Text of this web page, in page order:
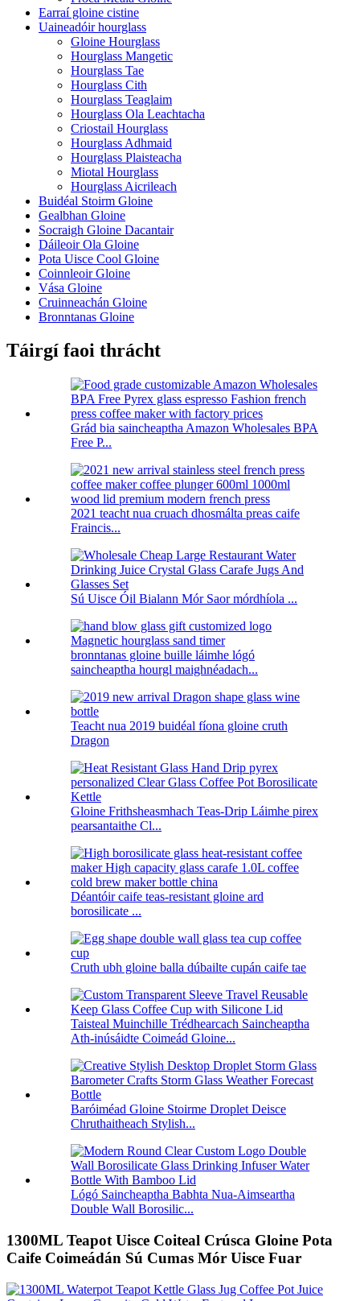
Earraí gloine cistine
Uaineadóir hourglass
Gloine Hourglass
Hourglass Mangetic
Hourglass Tae
Hourglass Cith
Hourglass Teaglaim
Hourglass Ola Leachtacha
Criostail Hourglass
Hourglass Adhmaid
Hourglass Plaisteacha
Miotal Hourglass
Hourglass Aicrileach
Buidéal Stoirm Gloine
Gealbhan Gloine
Socraigh Gloine Dacantair
Dáileoir Ola Gloine
Pota Uisce Cool Gloine
Coinnleoir Gloine
Vása Gloine
Cruinneachán Gloine
Bronntanas Gloine
Táirgí faoi thrácht
Grád bia saincheaptha Amazon Wholesales BPA
Free P...
2021 teacht nua cruach dhosmálta preas caife
Fraincis...
Sú Uisce Óil Bialann Mór Saor mórdhíola ...
bronntanas gloine buille láimhe lógó
saincheaptha hourgl maighnéadach...
Teacht nua 2019 buidéal fíona gloine cruth
Dragon
Gloine Frithsheasmhach Teas-Drip Láimhe pirex
pearsantaithe Cl...
Déantóir caife teas-resistant gloine ard
borosilicate ...
Cruth ubh gloine balla dúbailte cupán caife tae
Taisteal Muinchille Trédhearcach Saincheaptha
Ath-inúsáidte Coimeád Gloine...
Baróiméad Gloine Stoirme Droplet Deisce
Chruthaitheach Stylish...
Lógó Saincheaptha Babhta Nua-Aimseartha
Double Wall Borosilic...
1300ML Teapot Uisce Coiteal Crúsca Gloine Pota
Caife Coimeádán Sú Cumas Mór Uisce Fuar